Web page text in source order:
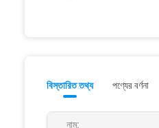
বিস্তারিত তথ্য পণ্যের বর্ণনা
নাম: